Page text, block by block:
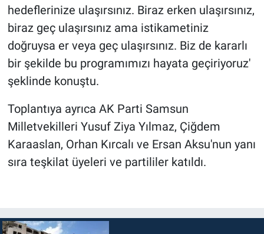
hedeflerinize ulaşırsınız. Biraz erken ulaşırsınız,
biraz geç ulaşırsınız ama istikametiniz
doğruysa er veya geç ulaşırsınız. Biz de kararlı
bir şekilde bu programımızı hayata geçiriyoruz'
şeklinde konuştu.
Toplantıya ayrıca AK Parti Samsun
Milletvekilleri Yusuf Ziya Yılmaz, Çiğdem
Karaaslan, Orhan Kırcalı ve Ersan Aksu'nun yanı
sıra teşkilat üyeleri ve partililer katıldı.